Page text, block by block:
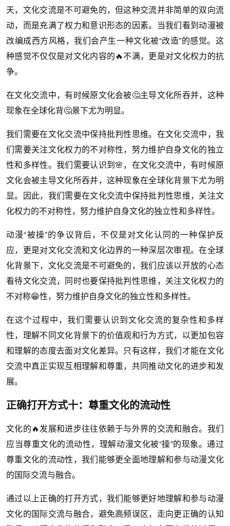
天，文化交流是不可避免的，但这种交流并非简单的双向流
动，而是充满了权力和意识形态的因素。当我们看到动漫被
改编成西方风格，我们会产生一种文化被“改造”的感觉。这
种感觉不仅仅是对文化内容的🔥不满，更是对文化权力的抗
争。
在文化交流中，有时候原文化会被🤔主导文化所吞并，这种
现象在全球化背🤔景下尤为明显。
我们需要在文化交流中保持批判性思维。在文化交流中，我
们需要关注文化权力的不对称性，努力维护自身文化的独立
性和多样性。我们需要认识到🌸，在文化交流中，有时候原
文化会被主导文化所吞并，这种现象在全球化背景下尤为明
显。因此，我们需要在文化交流中保持批判性思维，关注文
化权力的不对称性，努力维护自身文化的独立性和多样性。
动漫“被操”的争议背后，不仅是对文化认同的一种保护反
应，更是对文化交流和文化边界的一种深层次审视。在全球
化背景下，文化交流是不可避免的，我们应该以开放的心态
看待文化交流，同时也要保持批判性思维，关注文化权力的
不对称😁性，努力维护自身文化的独立性和多样性。
在这个过程中，我们需要认识到文化交流的复杂性和多样
性，理解不同文化背景下的价值观和行为方式，以更加包容
和理解的态度去面对文化差异。只有这样，我们才能在文化
交流中真正实现互相理解和尊重，共同推动文化的进步和发
展。
正确打开方式十：尊重文化的流动性
文化的🔥发展和进步往往依赖于与外界的交流和融合。我们
应当尊重文化的流动性，理解动漫文化被“操”的现象。通过
尊重文化的流动性，我们能够更全面地理解和参与动漫文化
的国际交流与融合。
通过以上正确的打开方式，我们能够更好地理解和参与动漫
文化的国际交流与融合，避免高频误区，走向更正确的认知